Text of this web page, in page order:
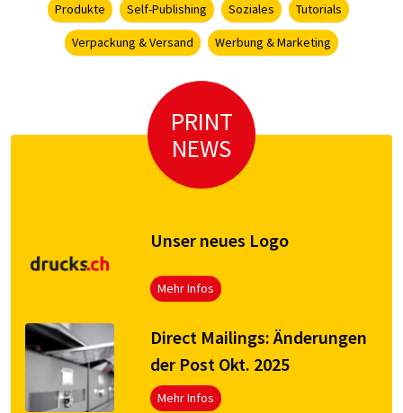
Produkte Self-Publishing Soziales Tutorials
Verpackung & Versand Werbung & Marketing
PRINT
NEWS
Unser neues Logo
Mehr Infos
Direct Mailings: Änderungen
der Post Okt. 2025
Mehr Infos